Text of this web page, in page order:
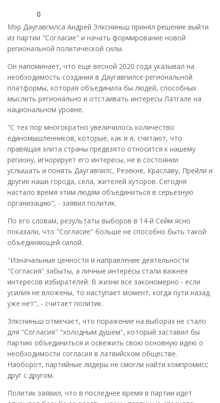
0
Мэр Даугавпилса Андрей Элксниньш принял решение выйти
из партии "Согласие" и начать формирование новой
региональной политической силы.
Он напоминает, что еще весной 2020 года указывал на
необходимость создания в Даугавпилсе региональной
платформы, которая объединила бы людей, способных
мыслить регионально и отстаивать интересы Латгале на
национальном уровне.
"С тех пор многократно увеличилось количество
единомышленников, которые, как и я, считают, что
правящая элита страны предвзято относится к нашему
региону, игнорирует его интересы, не в состоянии
услышать и понять Даугавпилс, Резекне, Краславу, Прейли и
другие наши города, села, жителей хуторов. Сегодня
настало время этим людям объединиться в серьезную
организацию", - заявил политик.
По его словам, результаты выборов в 14-й Сейм ясно
показали, что "Согласие" больше не способно быть такой
объединяющей силой.
"Изначальные ценности и направление деятельности
"Согласия" забыты, а личные интересы стали важнее
интересов избирателей. В жизни все закономерно - если
усилия не вложены, то наступает момент, когда пути назад
уже нет", - считает политик.
Элксниньш отмечает, что поражение на выборах не стало
для "Согласия" "холодным душем", который заставил бы
партию объединиться и освежить свою основную идею о
необходимости согласия в латвийском обществе.
Наоборот, партийные лидеры не смогли найти компромисс
друг с другом.
Политик заявил, что в последнее время в партии идет